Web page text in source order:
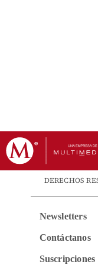
DERECHOS
Newsletters
Contáctanos
Suscripciones